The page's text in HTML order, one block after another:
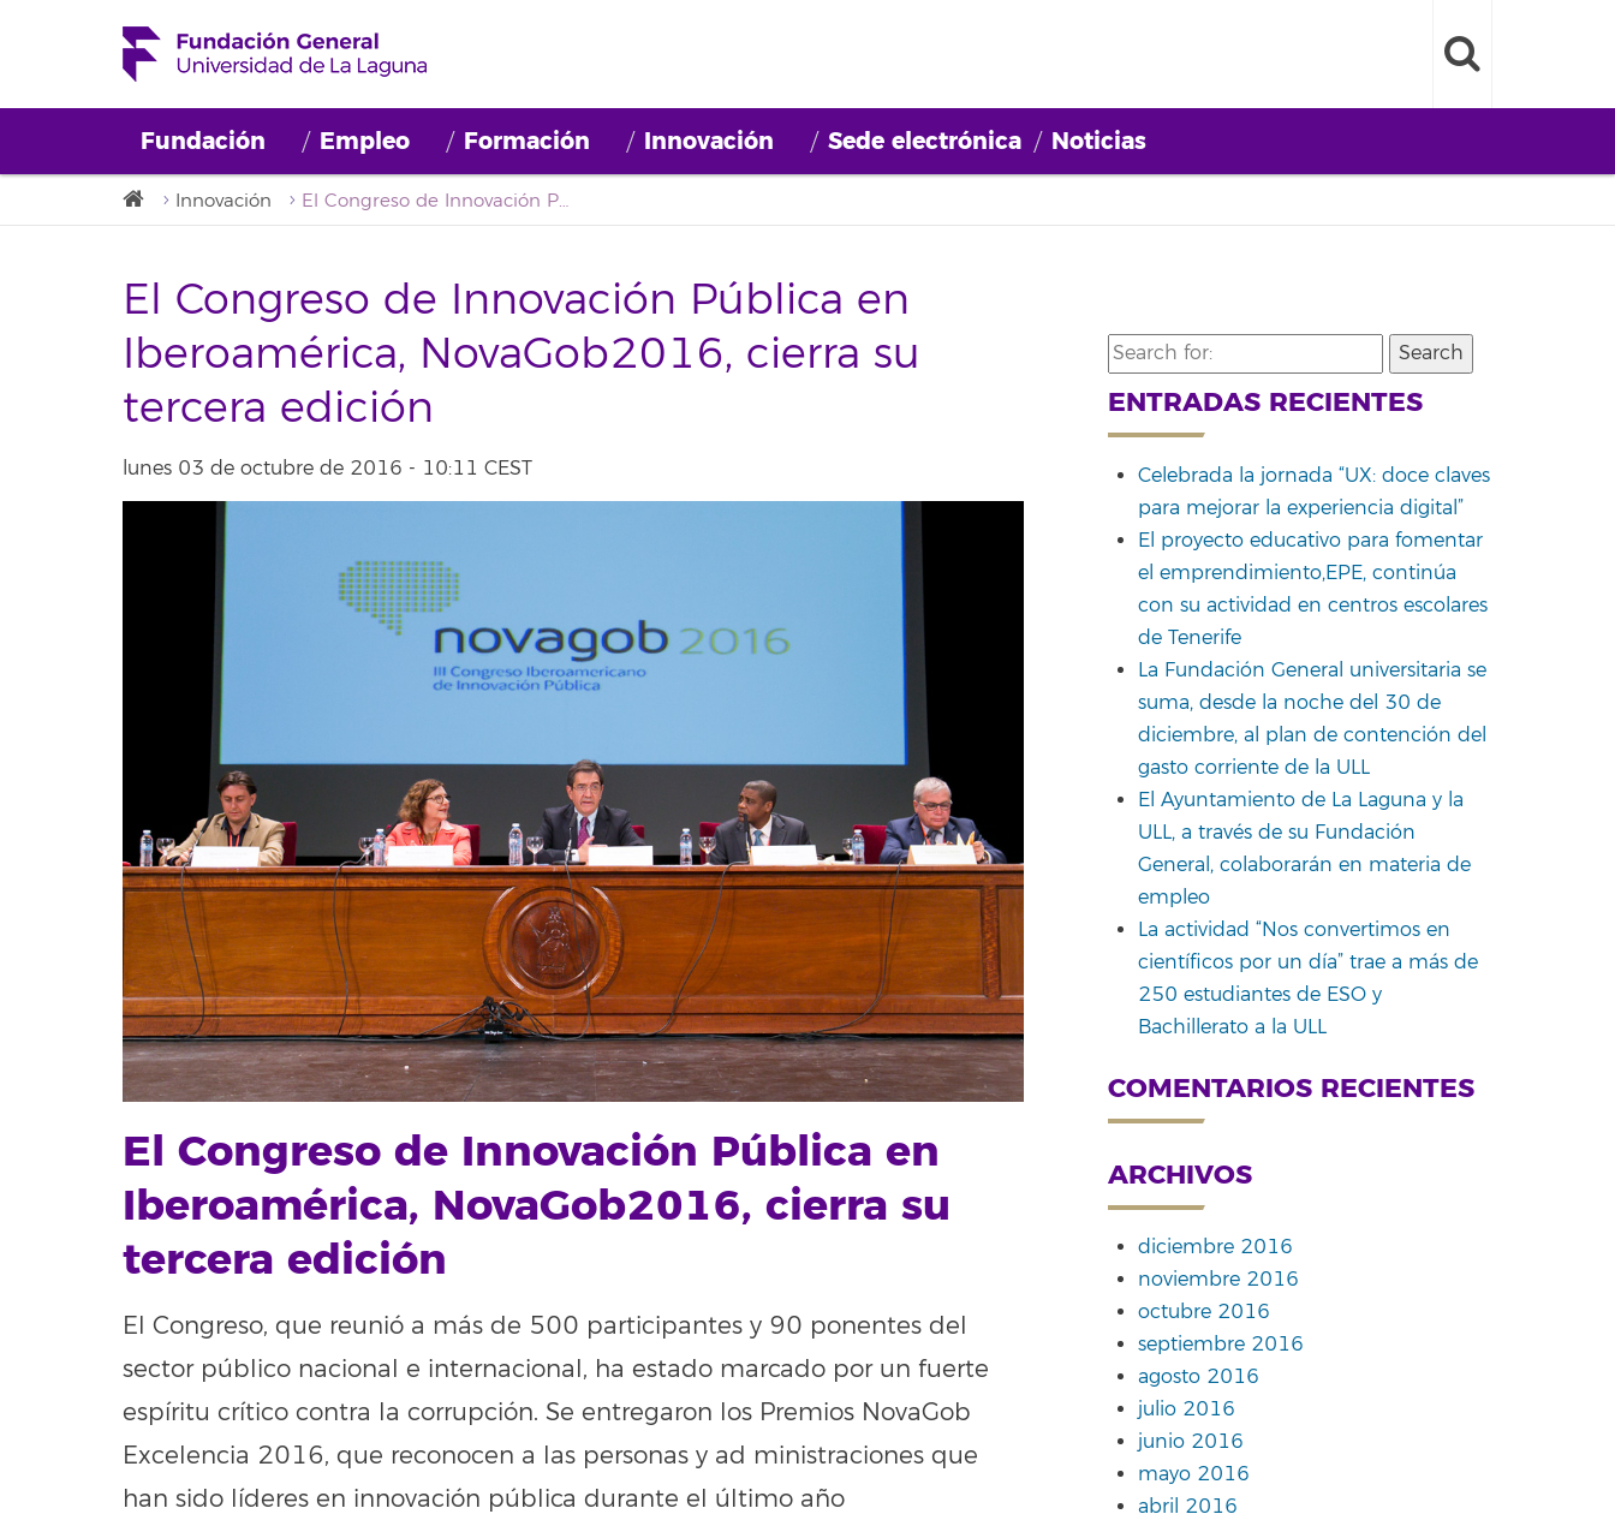
Fundación Empleo Formación Innovación Sede electrónica Noticias
Innovación El Congreso de Innovación Pública en Iberoamérica, NovaGob2016, cierra su tercera edición
El Congreso de Innovación Pública en
Iberoamérica, NovaGob2016, cierra su
tercera edición
lunes 03 de octubre de 2016 - 10:11 CEST
El Congreso de Innovación Pública en
Iberoamérica, NovaGob2016, cierra su
tercera edición
El Congreso, que reunió a más de 500 participantes y 90 ponentes del
sector público nacional e internacional, ha estado marcado por un fuerte
espíritu crítico contra la corrupción. Se entregaron los Premios NovaGob
Excelencia 2016, que reconocen a las personas y ad ministraciones que
han sido líderes en innovación pública durante el último año
Search
for:
ENTRADAS RECIENTES
Celebrada la jornada “UX: doce claves
para mejorar la experiencia digital”
El proyecto educativo para fomentar
el emprendimiento,EPE, continúa
con su actividad en centros escolares
de Tenerife
La Fundación General universitaria se
suma, desde la noche del 30 de
diciembre, al plan de contención del
gasto corriente de la ULL
El Ayuntamiento de La Laguna y la
ULL, a través de su Fundación
General, colaborarán en materia de
empleo
La actividad “Nos convertimos en
científicos por un día” trae a más de
250 estudiantes de ESO y
Bachillerato a la ULL
COMENTARIOS RECIENTES
ARCHIVOS
diciembre 2016
noviembre 2016
octubre 2016
septiembre 2016
agosto 2016
julio 2016
junio 2016
mayo 2016
abril 2016